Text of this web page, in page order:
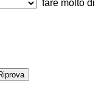
fare molto di